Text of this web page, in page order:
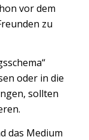
vor dem
zu
oder in die
sollten
das Medium